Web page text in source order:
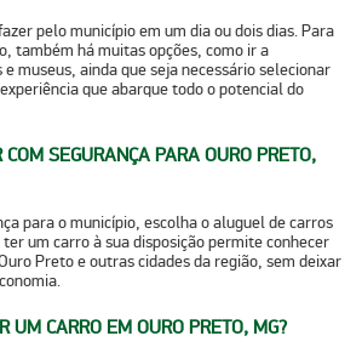
pelo município em um dia ou dois dias. Para
também há muitas opções, como ir a
museus, ainda que seja necessário selecionar
que abarque todo o potencial do
SEGURANÇA PARA OURO PRETO,
para o município, escolha o aluguel de carros
um carro à sua disposição permite conhecer
Preto e outras cidades da região, sem deixar
.
UM CARRO EM OURO PRETO, MG?